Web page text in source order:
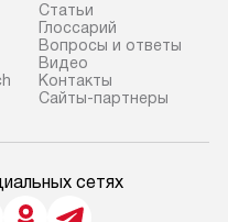
Cтатьи
Глоссарий
Вопросы и ответы
Видео
Контакты
Сайты-партнеры
сетях